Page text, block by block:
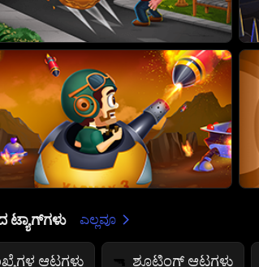
ಟ್ಯಾಗ್‌ಗಳು ಎಲ್ಲವೂ
ಆಟಗಳು 🔫 ಶೂಟಿಂಗ್ ಆಟಗಳು